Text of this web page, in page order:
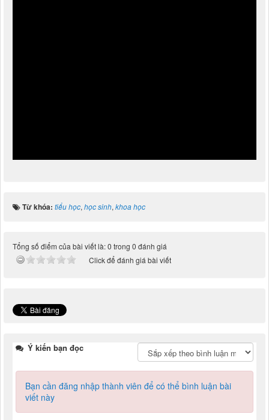
Từ khóa: tiểu học, học sinh, khoa học
Tổng số điểm của bài viết là: 0 trong 0 đánh giá
Click để đánh giá bài viết
Ý kiến bạn đọc
Bạn cần đăng nhập thành viên để có thể bình luận bài
viết này